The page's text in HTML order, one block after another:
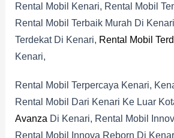
Rental Mobil Kenari, Rental Mobil
Rental Mobil Terbaik Murah Di
Terdekat Di Kenari, Rental Mobil
Kenari,
Rental Mobil Terpercaya Kenari,
Rental Mobil Dari Kenari Ke Luar
Avanza Di Kenari, Rental Mobil
Rental Mobil Innova Reborn Di